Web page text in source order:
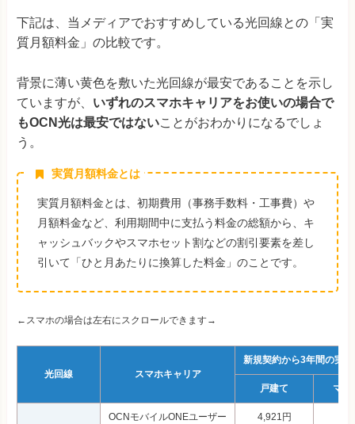
下記は、当メディアでおすすめしている光回線との「実
質月額料金」の比較です。
背景に薄い黄色を敷いた光回線が最安であることを示し
ていますが、 いずれのスマホキャリアをお使いの場合で
もOCN光は最安ではないことがおわかりになるでしょ
う。
実質月額料金とは
実質月額料金とは、初期費用（事務手数料・工事費）や
月額料金など、利用期間中に支払う料金の総額から、キ
ャッシュバックやスマホセット割などの割引要素を差し
引いて「ひと月あたりに換算した料金」のことです。
←スマホの場合は左右にスクロールできます→
光回線 スマホキャリア
新規契約から3年間の実
戸建て マン
OCNモバイルONEユーザー 4,921円